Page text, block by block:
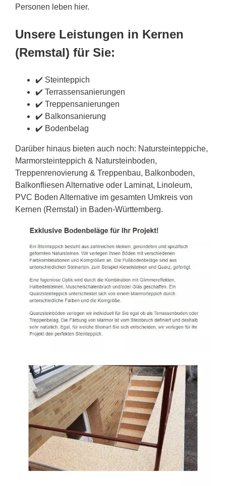
Personen leben hier.
Unsere Leistungen in Kernen
(Remstal) für Sie:
✔️ Steinteppich
✔️ Terrassensanierungen
✔️ Treppensanierungen
✔️ Balkonsanierung
✔️ Bodenbelag
Darüber hinaus bieten auch noch: Natursteinteppiche,
Marmorsteinteppich & Natursteinboden,
Treppenrenovierung & Treppenbau, Balkonboden,
Balkonfliesen Alternative oder Laminat, Linoleum,
PVC Boden Alternative im gesamten Umkreis von
Kernen (Remstal) in Baden-Württemberg.